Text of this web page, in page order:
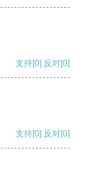
支持[0] 反对[0]
支持[0] 反对[0]